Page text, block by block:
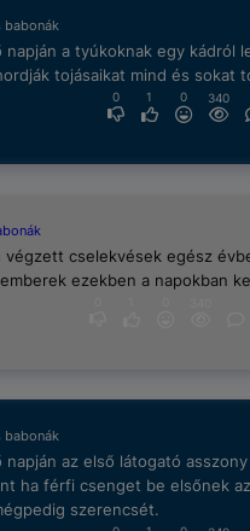
babonák
napján a tyúkoknak egy kádról
tojásaikat mind és sokat
0 1 0 340
végzett cselekvések egész
ezekben a napokban
babonák
napján az első látogató
ha férfi csenget be elsőnek
szerencsét.